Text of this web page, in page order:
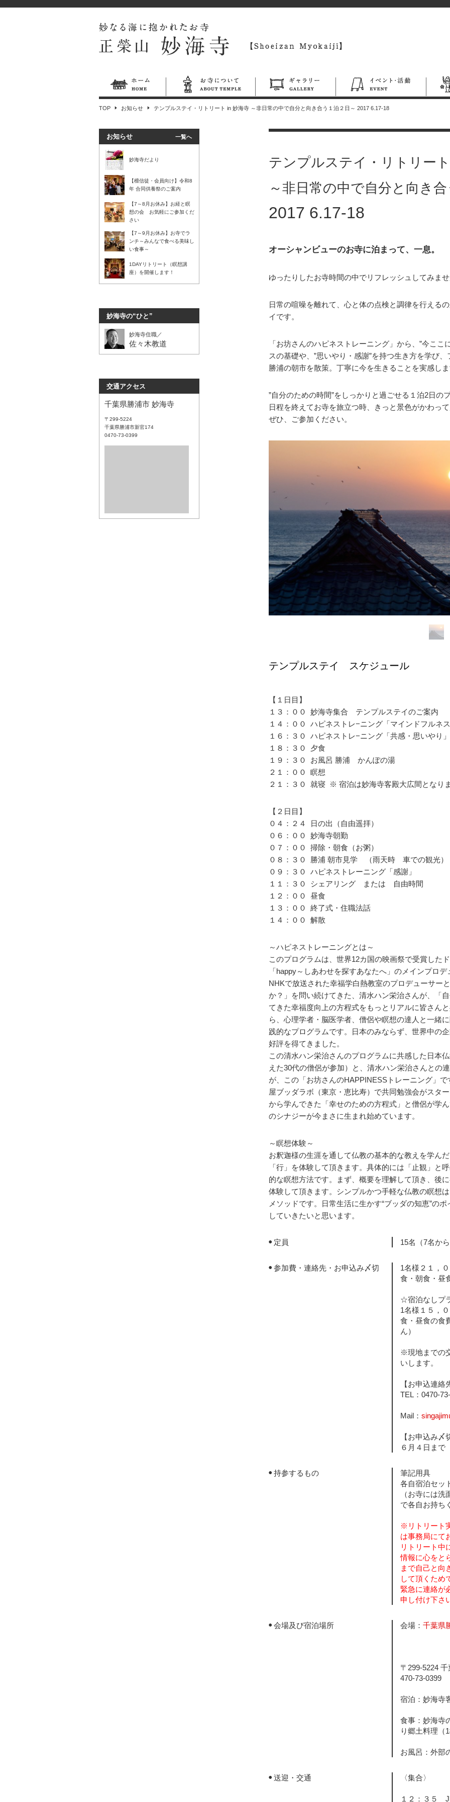
TOP お知らせ テンプルステイ・リトリート in 妙海寺 ～非日常の中で自分と向き合う１泊２日～ 2017 6.17-18
テンプルステイ・リトリー
～非日常の中で自分と向き
2017 6.17-18
オーシャンビューのお寺に泊まって、一息。
ゆったりしたお寺時間の中でリフレッシュしてみませ
日常の喧噪を離れて、心と体の点検と調律を行える
イです。
「お坊さんのハピネストレーニング」から、”今ここ
スの基礎や、”思いやり・感謝”を持つ生き方を学び
勝浦の朝市を散策。丁寧に今を生きることを実感しま
”自分のための時間”をしっかりと過ごせる１泊2日のプ
日程を終えてお寺を旅立つ時、きっと景色がかわって
ぜひ、ご参加ください。
テンプルステイ スケジュール
【１日目】
１３：００ 妙海寺集合 テンプルステイのご案内
１４：００ ハピネストレ−ニング「マインドフルネス
１６：３０ ハピネストレ−ニング「共感・思いやり」
１８：３０ 夕食
１９：３０ お風呂 勝浦 かんぽの湯
２１：００ 瞑想
２１：３０ 就寝 ※ 宿泊は妙海寺客殿大広間となり
【２日目】
０４：２４ 日の出（自由遥拝）
０６：００ 妙海寺朝勤
０７：００ 掃除・朝食（お粥）
０８：３０ 勝浦 朝市見学 （雨天時 車での観光）
０９：３０ ハピネストレーニング「感謝」
１１：３０ シェアリング または 自由時間
１２：００ 昼食
１３：００ 終了式・住職法話
１４：００ 解散
～ハピネストレーニングとは～
このプログラムは、世界12カ国の映画祭で受賞した
「happy～しあわせを探すあなたへ」のメインプロデ
NHKで放送された幸福学白熱教室のプロデューサー
か？」を問い続けてきた、清水ハン栄治さんが、「
てきた幸福度向上の方程式をもっとリアルに皆さん
ら、心理学者・脳医学者、僧侶や瞑想の達人と一緒
践的なプログラムです。日本のみならず、世界中の
好評を得てきました。
この清水ハン栄治さんのプログラムに共感した日本
えた30代の僧侶が参加）と、清水ハン栄治さんとの
が、この「お坊さんのHAPPINESSトレーニング」
屋ブッダラボ（東京・恵比寿）で共同勉強会がスタ
から学んできた「幸せのための方程式」と僧侶が学
のシナジーが今まさに生まれ始めています。
～瞑想体験～
お釈迦様の生涯を通して仏教の基本的な教えを学ん
「行」を体験して頂きます。具体的には「止観」と
的な瞑想方法です。まず、概要を理解して頂き、後
体験して頂きます。シンプルかつ手軽な仏教の瞑想
メソッドです。日常生活に生かす“ブッダの知恵”の
していきたいと思います。
定員 15名（7名から
参加費・連絡先・お申込み〆切
1名様２１，
食・朝食・昼
☆宿泊なしプ
1名様１５，
食・昼食の食
ん）
※現地までの
いします。
【お申込連絡
TEL：0470-
Mail：
【お申込み〆
６月４日まで
持参するもの
筆記用具
各自宿泊セッ
（お寺には
で各自お持ち
※リトリート
は事務局にて
リトリート中
情報に心をと
まで自己と向
して頂くため
緊急に連絡が
申し付け下さ
会場及び宿泊場所 会場： 千葉県
〒299-5224
470-73-0399
宿泊：妙海寺
食事：妙海寺
り郷土料理（
お風呂：外部
送迎・交通 〈集合〉
１２：３５
お知らせ 一覧へ
妙海寺だより
【檀信徒・会員向け】令和8
年 合同供養祭のご案内
【7～8月お休み】お経と瞑
想の会 お気軽にご参加くだ
さい
【7～9月お休み】お寺でラ
ンチ～みんなで食べる美味し
い食事～
1DAYリトリート（瞑想講
座）を開催します！
妙海寺の“ひと”
妙海寺住職／
佐々木教道
交通アクセス
千葉県勝浦市 妙海寺
〒299-5224
千葉県勝浦市新官174
0470-73-0399